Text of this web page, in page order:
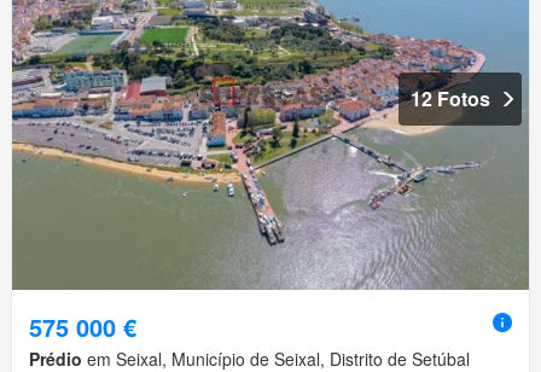
12 Fotos
575 000 €
Prédio em Seixal, Município de Seixal, Distrito de Setúbal